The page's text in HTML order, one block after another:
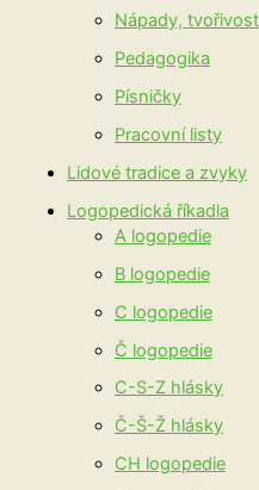
Nápady, tvořivost
Pedagogika
Písničky
Pracovní listy
Lidové tradice a zvyky
Logopedická říkadla
A logopedie
B logopedie
C logopedie
Č logopedie
C-S-Z hlásky
Č-Š-Ž hlásky
CH logopedie